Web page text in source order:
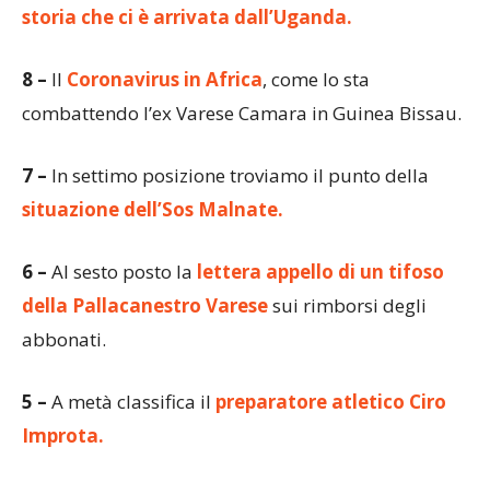
storia che ci è arrivata dall’Uganda.
8 – Il Coronavirus in Africa, come lo sta
combattendo l’ex Varese Camara in Guinea Bissau.
7 – In settimo posizione troviamo il punto della
situazione dell’Sos Malnate.
6 – Al sesto posto la lettera appello di un tifoso
della Pallacanestro Varesesui rimborsi degli
abbonati.
5 – A metà classifica il preparatore atletico Ciro
Improta.